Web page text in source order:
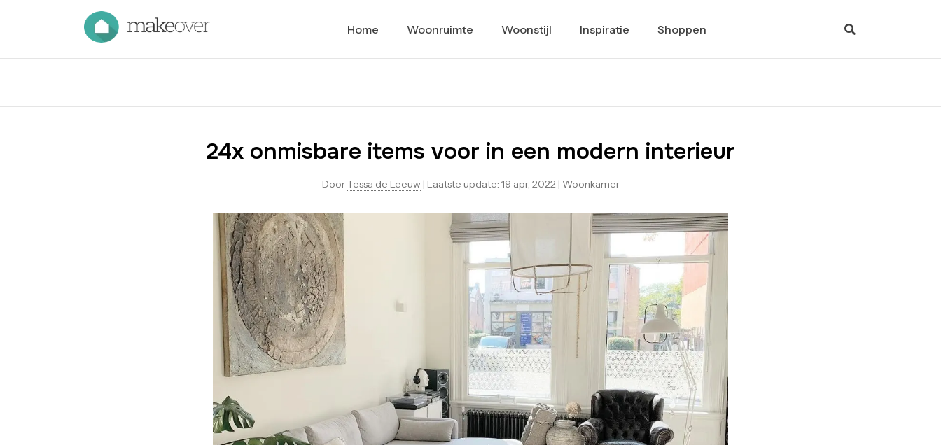
Home Woonruimte Woonstijl Inspiratie Shoppen
24x onmisbare items voor in een modern interieur
DoorTessa de Leeuw | Laatste update: 19 apr, 2022 | Woonkamer